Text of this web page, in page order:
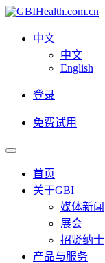
中文
中文
English
登录
免费试用
首页
关于GBI
媒体新闻
展会
招贤纳士
产品与服务